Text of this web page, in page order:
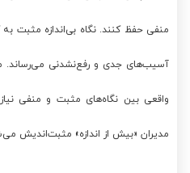
منفی حفظ کنند. نگاه بی‌اندازه مثبت
آسیب‌های جدی و رفع‌نشدنی می‌ر‌ساند.
واقعی بین نگاه‌های مثبت و منفی
مدیران «بیش از اندازه» مثبت‌اندیش